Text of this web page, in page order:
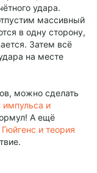
удара.
массивный
в одну сторону,
Затем всё
на месте
можно сделать
импульса и
А ещё
и теория